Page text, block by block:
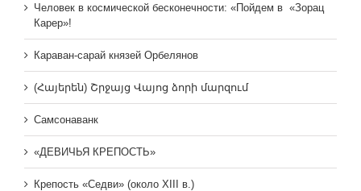
Человек в космической бесконечности: «Пойдем в «Зорац
Карер»!
Караван-сарай князей Орбелянов
(Հայերեն) Շրջայց Վայոց ձորի մարզում
Самсонаванк
«ДЕВИЧЬЯ КРЕПОСТЬ»
Крепость «Седви» (около XIII в.)